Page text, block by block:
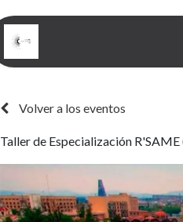
Volver a los eventos
Taller de Especialización